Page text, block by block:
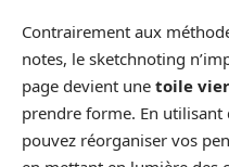
Contrairement aux
notes, le sketchnoting
page devient une toile
prendre forme. En utilisant
pouvez réorganiser vos